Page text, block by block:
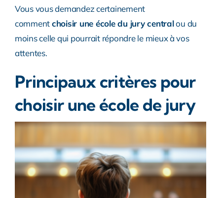
Vous vous demandez certainement
commentchoisir une école du jury centralou du
moins celle qui pourrait répondre le mieux à vos
attentes.
Principaux critères pour
choisir une école de jury